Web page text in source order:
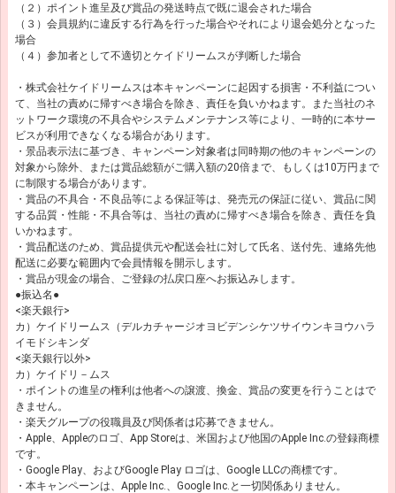
（２）ポイント進呈及び賞品の発送時点で既に退会された場合
（３）会員規約に違反する行為を行った場合やそれにより退会処分となった
場合
（４）参加者として不適切とケイドリームスが判断した場合
・株式会社ケイドリームスは本キャンペーンに起因する損害・不利益につい
て、当社の責めに帰すべき場合を除き、責任を負いかねます。また当社のネ
ットワーク環境の不具合やシステムメンテナンス等により、一時的に本サー
ビスが利用できなくなる場合があります。
・景品表示法に基づき、キャンペーン対象者は同時期の他のキャンペーンの
対象から除外、または賞品総額がご購入額の20倍まで、もしくは10万円まで
に制限する場合があります。
・賞品の不具合・不良品等による保証等は、発売元の保証に従い、賞品に関
する品質・性能・不具合等は、当社の責めに帰すべき場合を除き、責任を負
いかねます。
・賞品配送のため、賞品提供元や配送会社に対して氏名、送付先、連絡先他
配送に必要な範囲内で会員情報を開示します。
・賞品が現金の場合、ご登録の払戻口座へお振込みします。
●振込名●
<楽天銀行>
カ）ケイドリームス（デルカチャージオヨビデンシケツサイウンキヨウハラ
イモドシキンダ
<楽天銀行以外>
カ）ケイドリ－ムス
・ポイントの進呈の権利は他者への譲渡、換金、賞品の変更を行うことはで
きません。
・楽天グループの役職員及び関係者は応募できません。
・Apple、Appleのロゴ、App Storeは、米国および他国のApple Inc.の登録商標
です。
・Google Play、およびGoogle Play ロゴは、Google LLCの商標です。
・本キャンペーンは、Apple Inc.、Google Inc.と一切関係ありません。